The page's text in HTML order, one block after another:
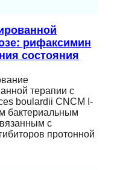
рифаксимин
состояния
терапии с
boulardii CNCM I-
бактериальным
с
протонной